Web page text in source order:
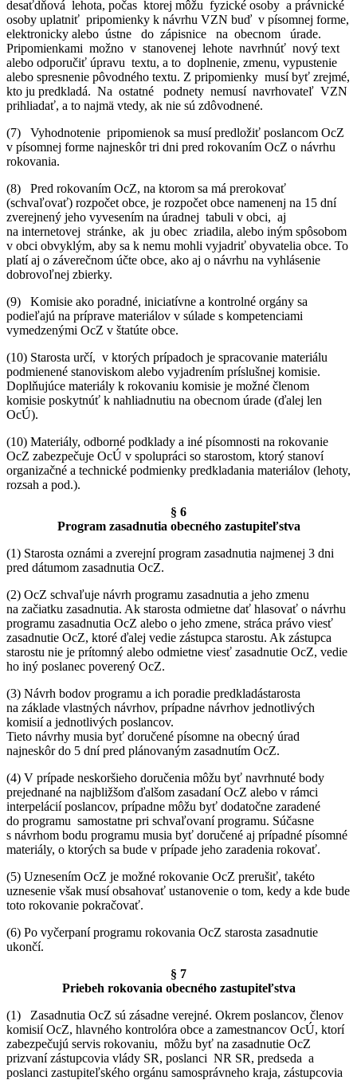
desaťdňová lehota, počas ktorej môžu fyzické osoby a právnické
osoby uplatniť pripomienky k návrhu VZN buď v písomnej forme,
elektronicky alebo ústne do zápisnice na obecnom úrade.
Pripomienkami možno v stanovenej lehote navrhnúť nový text
alebo odporučiť úpravu textu, a to doplnenie, zmenu, vypustenie
alebo spresnenie pôvodného textu. Z pripomienky musí byť zrejmé,
kto ju predkladá. Na ostatné podnety nemusí navrhovateľ VZN
prihliadať, a to najmä vtedy, ak nie sú zdôvodnené.
(7) Vyhodnotenie pripomienok sa musí predložiť poslancom OcZ
v písomnej forme najneskôr tri dni pred rokovaním OcZ o návrhu
rokovania.
(8) Pred rokovaním OcZ, na ktorom sa má prerokovať
(schvaľovať) rozpočet obce, je rozpočet obce namenenj na 15 dní
zverejnený jeho vyvesením na úradnej tabuli v obci, aj
na internetovej stránke, ak ju obec zriadila, alebo iným spôsobom
v obci obvyklým, aby sa k nemu mohli vyjadriť obyvatelia obce. To
platí aj o záverečnom účte obce, ako aj o návrhu na vyhlásenie
dobrovoľnej zbierky.
(9) Komisie ako poradné, iniciatívne a kontrolné orgány sa
podieľajú na príprave materiálov v súlade s kompetenciami
vymedzenými OcZ v štatúte obce.
(10) Starosta určí, v ktorých prípadoch je spracovanie materiálu
podmienené stanoviskom alebo vyjadrením príslušnej komisie.
Doplňujúce materiály k rokovaniu komisie je možné členom
komisie poskytnúť k nahliadnutiu na obecnom úrade (ďalej len
OcÚ).
(10) Materiály, odborné podklady a iné písomnosti na rokovanie
OcZ zabezpečuje OcÚ v spolupráci so starostom, ktorý stanoví
organizačné a technické podmienky predkladania materiálov (lehoty,
rozsah a pod.).
§ 6
Program zasadnutia obecného zastupiteľstva
(1) Starosta oznámi a zverejní program zasadnutia najmenej 3 dni
pred dátumom zasadnutia OcZ.
(2) OcZ schvaľuje návrh programu zasadnutia a jeho zmenu
na začiatku zasadnutia. Ak starosta odmietne dať hlasovať o návrhu
programu zasadnutia OcZ alebo o jeho zmene, stráca právo viesť
zasadnutie OcZ, ktoré ďalej vedie zástupca starostu. Ak zástupca
starostu nie je prítomný alebo odmietne viesť zasadnutie OcZ, vedie
ho iný poslanec poverený OcZ.
(3) Návrh bodov programu a ich poradie predkladástarosta
na základe vlastných návrhov, prípadne návrhov jednotlivých
komisií a jednotlivých poslancov.
Tieto návrhy musia byť doručené písomne na obecný úrad
najneskôr do 5 dní pred plánovaným zasadnutím OcZ.
(4) V prípade neskoršieho doručenia môžu byť navrhnuté body
prejednané na najbližšom ďalšom zasadaní OcZ alebo v rámci
interpelácií poslancov, prípadne môžu byť dodatočne zaradené
do programu samostatne pri schvaľovaní programu. Súčasne
s návrhom bodu programu musia byť doručené aj prípadné písomné
materiály, o ktorých sa bude v prípade jeho zaradenia rokovať.
(5) Uznesením OcZ je možné rokovanie OcZ prerušiť, takéto
uznesenie však musí obsahovať ustanovenie o tom, kedy a kde bude
toto rokovanie pokračovať.
(6) Po vyčerpaní programu rokovania OcZ starosta zasadnutie
ukončí.
§ 7
Priebeh rokovania obecného zastupiteľstva
(1) Zasadnutia OcZ sú zásadne verejné. Okrem poslancov, členov
komisií OcZ, hlavného kontrolóra obce a zamestnancov OcÚ, ktorí
zabezpečujú servis rokovaniu, môžu byť na zasadnutie OcZ
prizvaní zástupcovia vlády SR, poslanci NR SR, predseda a
poslanci zastupiteľského orgánu samosprávneho kraja, zástupcovia